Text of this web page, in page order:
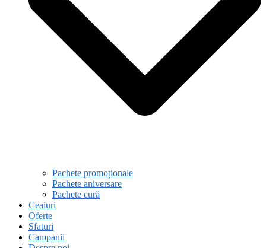
Pachete promoționale
Pachete aniversare
Pachete cură
Ceaiuri
Oferte
Sfaturi
Campanii